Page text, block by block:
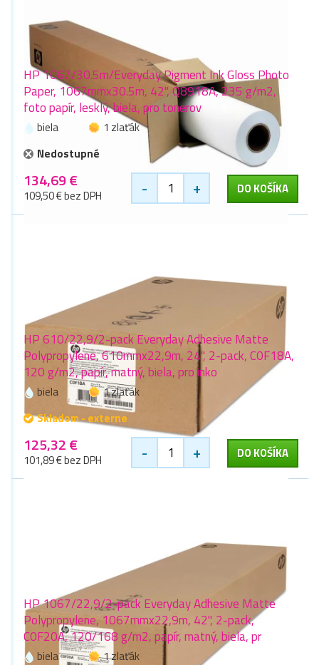
HP 1067/30.5m/Everyday Pigment Ink Gloss Photo
Paper, 1067mmx30.5m, 42", Q8918A, 235 g/m2,
foto papír, lesklý, biela, pro tonerov
biela
1 zlaťák
Nedostupné
134,69 €
109,50 € bez DPH - + DO KOŠÍKA
HP 610/22,9/2-pack Everyday Adhesive Matte
Polypropylene, 610mmx22,9m, 24", 2-pack, C0F18A,
120 g/m2, papír, matný, biela, pro inko
biela
1 zlaťák
Skladom - externe
125,32 €
101,89 € bez DPH - + DO KOŠÍKA
HP 1067/22,9/2-pack Everyday Adhesive Matte
Polypropylene, 1067mmx22,9m, 42", 2-pack,
C0F20A, 120/168 g/m2, papír, matný, biela, pr
biela
1 zlaťák